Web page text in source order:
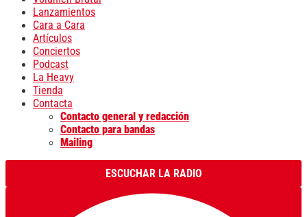
Lanzamientos
Cara a Cara
Artículos
Conciertos
Podcast
La Heavy
Tienda
Contacta
Contacto general y redacción
Contacto para bandas
Mailing
ESCUCHAR LA RADIO